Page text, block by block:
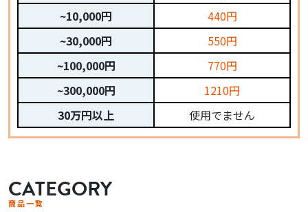
~10,000円
~30,000円
~100,000円
~300,000円
30万円以上
440円
550円
770円
1210円
使用でません
CATEGORY
商品一覧